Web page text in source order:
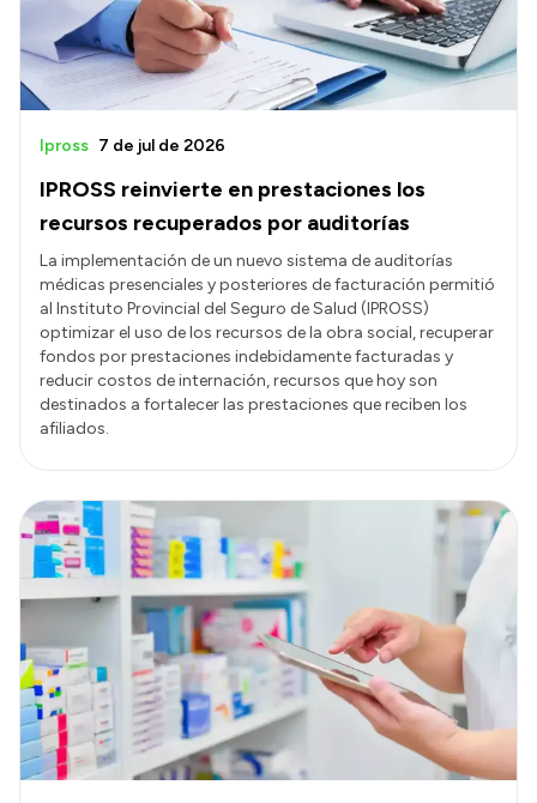
IPROSS reinvierte en prestaciones los
recursos recuperados por auditorías
Ipross 7 de jul de 2026
La implementación de un nuevo sistema de auditorías
médicas presenciales y posteriores de facturación permitió
al Instituto Provincial del Seguro de Salud (IPROSS)
optimizar el uso de los recursos de la obra social, recuperar
fondos por prestaciones indebidamente facturadas y
reducir costos de internación, recursos que hoy son
destinados a fortalecer las prestaciones que reciben los
afiliados.